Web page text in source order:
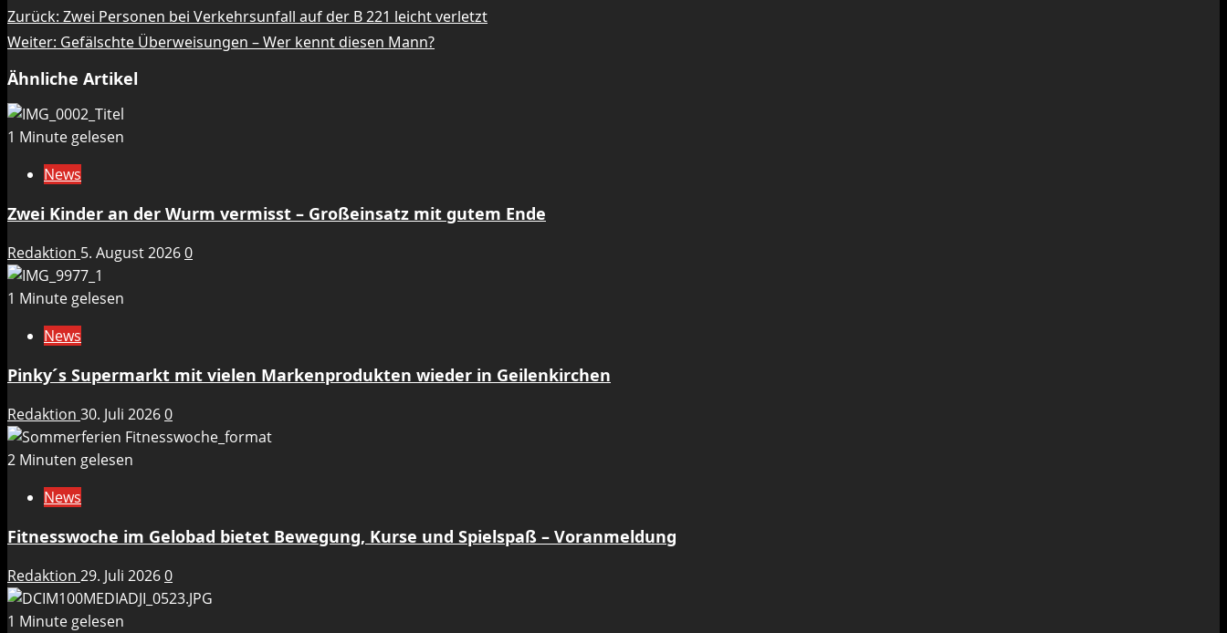
Beitragsnavigation
Zurück: Zwei Personen bei Verkehrsunfall auf der B 221 leicht verletzt
Weiter: Gefälschte Überweisungen – Wer kennt diesen Mann?
Ähnliche Artikel
1 Minute gelesen
News
Zwei Kinder an der Wurm vermisst – Großeinsatz mit gutem Ende
Redaktion 5. August 20260
1 Minute gelesen
News
Pinky´s Supermarkt mit vielen Markenprodukten wieder in Geilenkirchen
Redaktion 30. Juli 20260
2 Minuten gelesen
News
Fitnesswoche im Gelobad bietet Bewegung, Kurse und Spielspaß – Voranmeldung
Redaktion 29. Juli 20260
1 Minute gelesen